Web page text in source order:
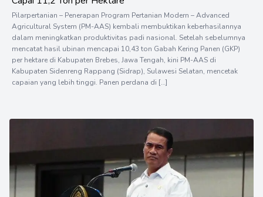
Pilarpertanian – Penerapan Program Pertanian Modern – Advanced
Agricultural System (PM-AAS) kembali membuktikan keberhasilannya
dalam meningkatkan produktivitas padi nasional. Setelah sebelumnya
mencatat hasil ubinan mencapai 10,43 ton Gabah Kering Panen (GKP)
per hektare di Kabupaten Brebes, Jawa Tengah, kini PM-AAS di
Kabupaten Sidenreng Rappang (Sidrap), Sulawesi Selatan, mencetak
capaian yang lebih tinggi. Panen perdana di […]